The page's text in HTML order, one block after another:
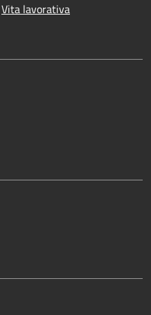
Vita lavorativa